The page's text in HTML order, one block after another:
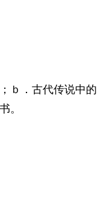
ｂ．古代传说中的
。